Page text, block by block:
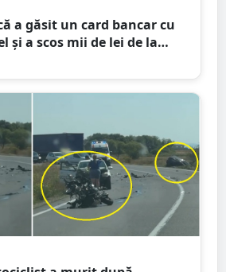
a găsit un card bancar cu
și a scos mii de lei de la